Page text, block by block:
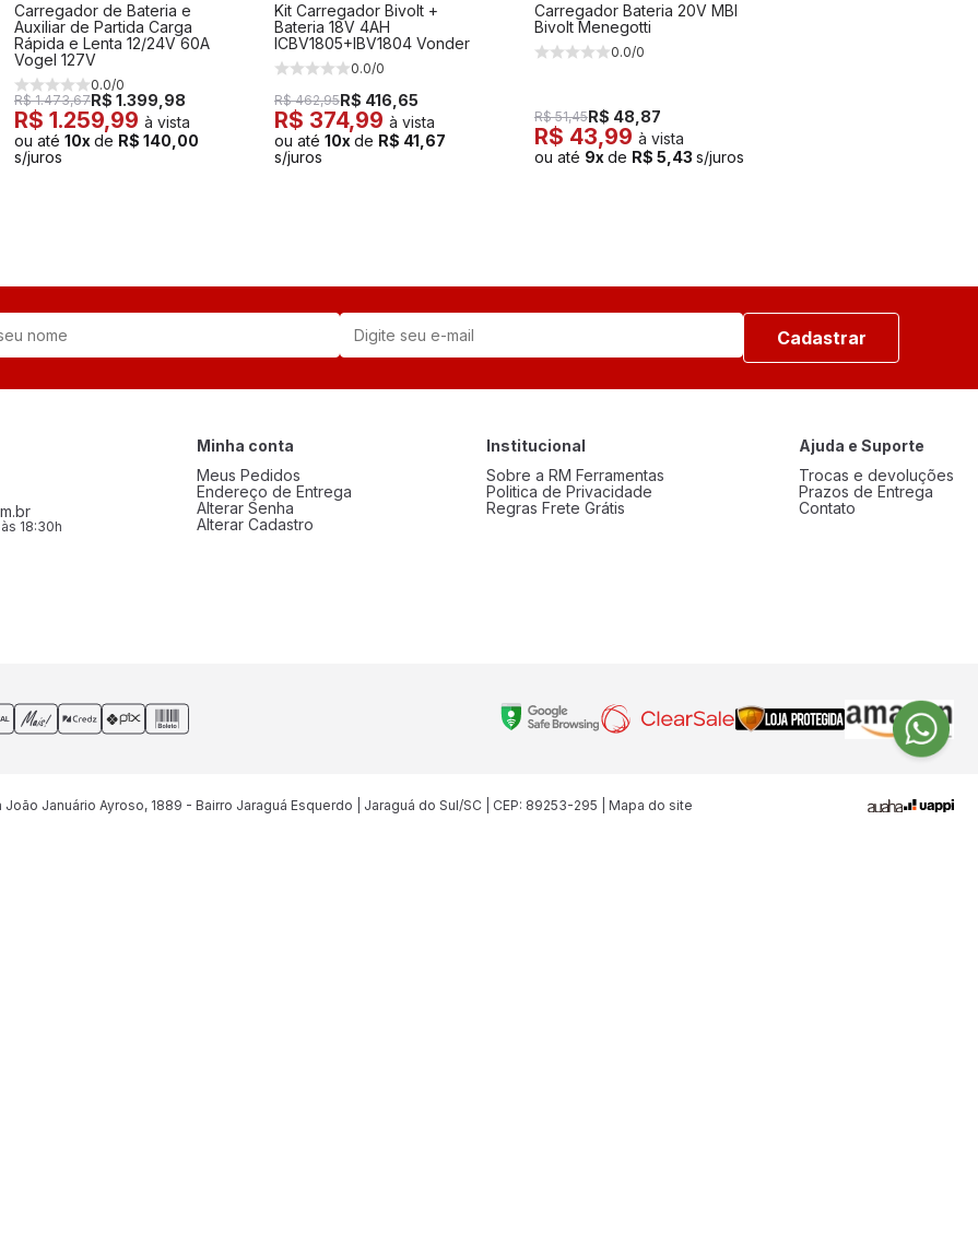
Carregador de Bateria e
Auxiliar de Partida Carga
Rápida e Lenta 12/24V 60A
Vogel 127V
0.0/0
R$ 1.473,67R$ 1.399,98
R$ 1.259,99 à vista
ou até 10x de R$ 140,00
s/juros
Kit Carregador Bivolt +
Bateria 18V 4AH
ICBV1805+IBV1804 Vonder
0.0/0
R$ 462,95R$ 416,65
R$ 374,99 à vista
ou até 10x de R$ 41,67
s/juros
Carregador Bateria 20V MBI
Bivolt Menegotti
0.0/0
R$ 51,45R$ 48,87
R$ 43,99 à vista
ou até 9x de R$ 5,43 s/juros
Cadastrar
18:30h
Minha conta
Meus Pedidos
Endereço de Entrega
Alterar Senha
Alterar Cadastro
Institucional
Sobre a RM Ferramentas
Politica de Privacidade
Regras Frete Grátis
Ajuda e Suporte
Trocas e devoluções
Prazos de Entrega
Contato
Januário Ayroso, 1889 - Bairro Jaraguá Esquerdo | Jaraguá do Sul/SC | CEP: 89253-295 | Mapa do site